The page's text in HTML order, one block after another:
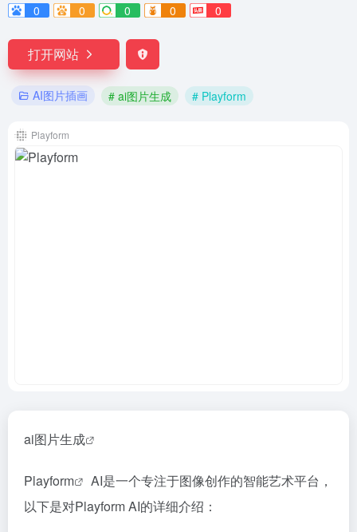
0
0 0 0 0
打开网站
AI图片插画 # ai图片生成 # Playform
Playform
ai图片生成
Playform
AI是一个专注于图像创作的智能艺术平台，
以下是对Playform AI的详细介绍：